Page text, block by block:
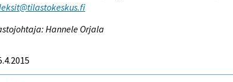
Hannele Orjala